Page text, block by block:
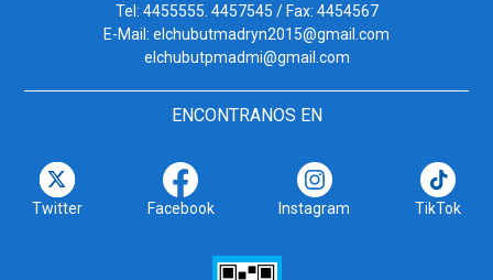
Tel: 4455555. 4457545 / Fax: 4454567
E-Mail: elchubutmadryn2015@gmail.com
elchubutpmadmi@gmail.com
ENCONTRANOS EN
Twitter Facebook Instagram TikTok